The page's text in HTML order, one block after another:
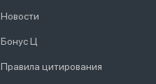
Новости
Бонус Ц
Правила цитирования